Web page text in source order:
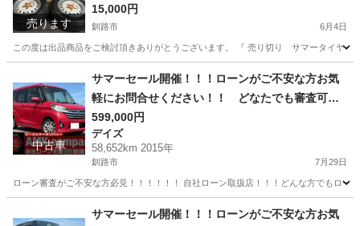
売ります
製造 7部山 ホイール付き
15,000円
釧路市 6月4日
この度は出品商品をご検討頂きありがとうございます。 『 売り切り サマータ
タイヤ、ホイール ブルーアース
中古車
サマーセール開催！！！ローンがご不安な方お気
軽にお問合せください！！ どなたでも審査可能
です！お気軽にご相談ください！！H27年 デイ
ズルークス ハイウェイスターX ４WD
599,000円
デイズ
58,652km 2015年
釧路市 7月29日
ローン審査がご不安な方必見！！！！！！ 自社ローン取扱店！！！どんな方でもロ
デイズ 走行距離
サマーセール開催！！！ローンがご不安な方お気